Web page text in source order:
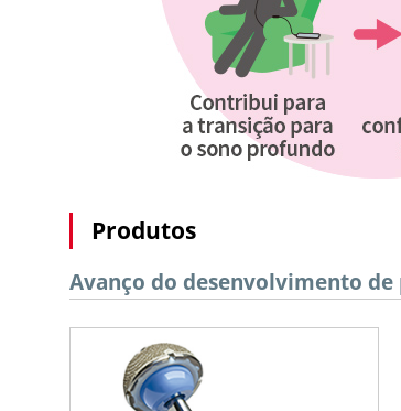
Produtos
Avanço do desenvolvimento